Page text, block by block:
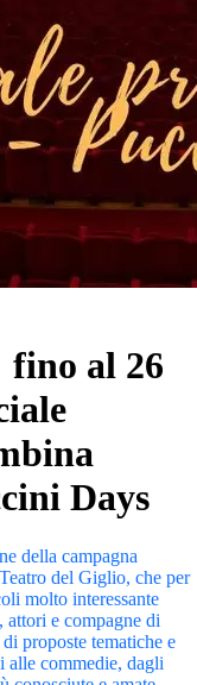
fino al 26
Days
della campagna
del Giglio, che per
molto interessante
attori e compagne di
proposte tematiche e
alle commedie, dagli